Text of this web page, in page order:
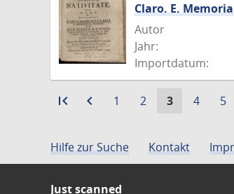
Claro. E.
Autor
Jahr:
Importdatum:
first_page
Zurnavigate_before
ZurGehe
1
Gehe
2
Aktuelle
3
Gehe
4 5
Hilfe zur Suche
Kontakt
Just scanned